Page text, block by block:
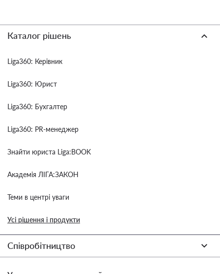
Каталог рішень
Liga360: Керівник
Liga360: Юрист
Liga360: Бухгалтер
Liga360: PR-менеджер
Знайти юриста Liga:BOOK
Академія ЛІГА:ЗАКОН
Теми в центрі уваги
Усі рішення і продукти
Співробітництво